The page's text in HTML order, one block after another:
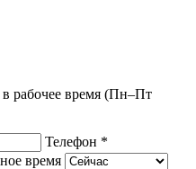
рабочее время (Пн–Пт
Телефон *
время